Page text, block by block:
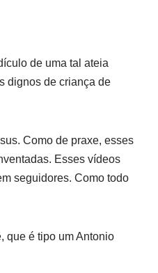
de uma tal ateia
dignos de criança de
Como de praxe, esses
Esses vídeos
seguidores. Como todo
que é tipo um Antonio